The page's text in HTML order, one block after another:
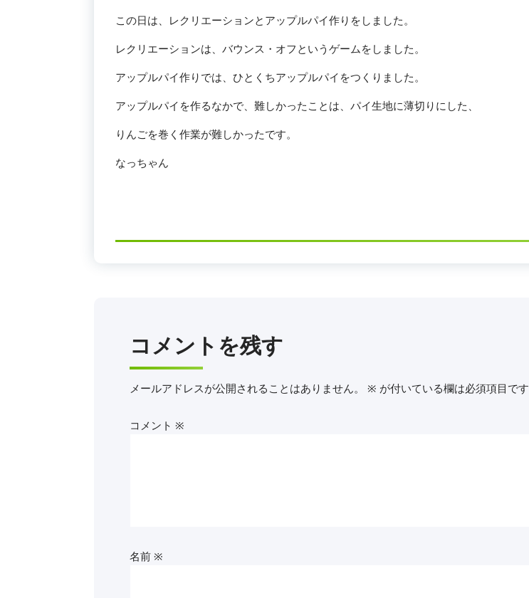
この日は、レクリエーションとアップルパイ作りをしました。
レクリエーションは、バウンス・オフというゲームをしました。
アップルパイ作りでは、ひとくちアップルパイをつくりました。
アップルパイを作るなかで、難しかったことは、パイ生地に薄切りにした、
りんごを巻く作業が難しかったです。
なっちゃん
コメントを残す
メールアドレスが公開されることはありません。 ※ が付いている欄は必須項目です
コメント ※
名前※